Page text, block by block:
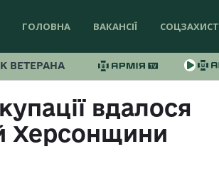
ГОЛОВНА ВАКАНСІЇ СОЦЗАХИСТ
ВЕТЕРАНА
вдалося
Херсонщини